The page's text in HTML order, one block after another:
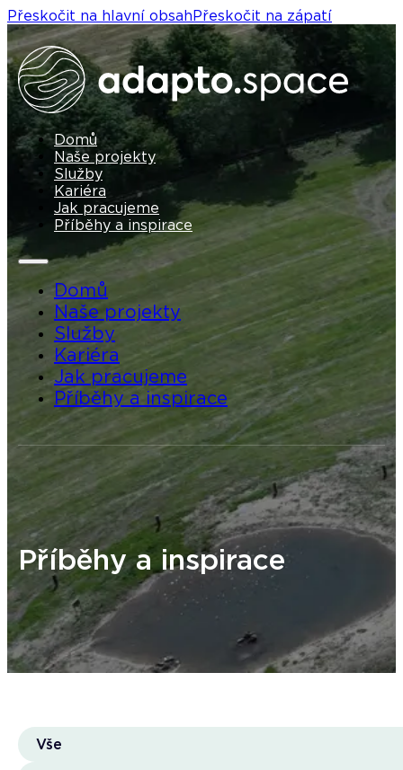
Přeskočit na hlavní obsahPřeskočit na zápatí
Domů
Naše projekty
Služby
Kariéra
Jak pracujeme
Příběhy a inspirace
Domů
Naše projekty
Služby
Kariéra
Jak pracujeme
Příběhy a inspirace
Příběhy a inspirace
Vše